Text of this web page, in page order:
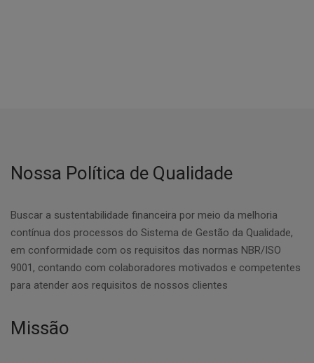
Nossa Política de Qualidade
Buscar a sustentabilidade financeira por meio da melhoria
contínua dos processos do Sistema de Gestão da Qualidade,
em conformidade com os requisitos das normas NBR/ISO
9001, contando com colaboradores motivados e competentes
para atender aos requisitos de nossos clientes
Missão